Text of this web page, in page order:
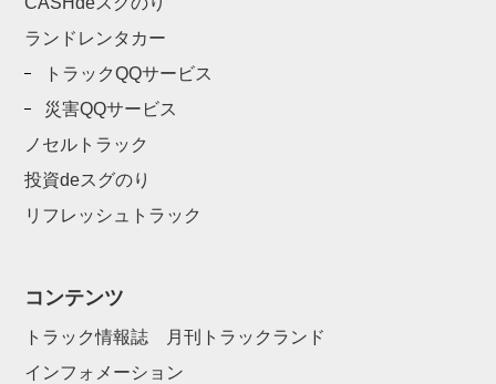
ランドレンタカー
トラックQQサービス
災害QQサービス
ノセルトラック
投資deスグのり
リフレッシュトラック
コンテンツ
トラック情報誌 月刊トラックランド
インフォメーション